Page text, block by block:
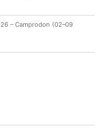
– Camprodon (02–09